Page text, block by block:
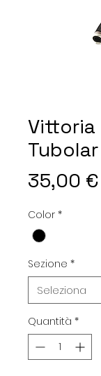
Vittoria
35,00 €
Color *
Sezione *
Quantità *